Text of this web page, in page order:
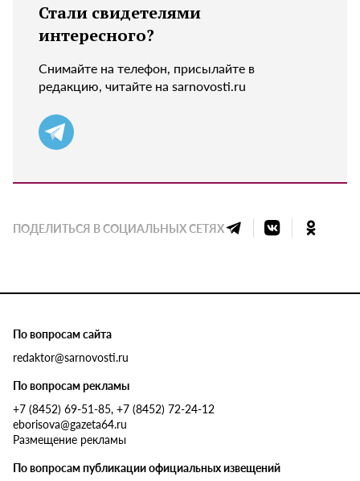
Стали свидетелями
интересного?
Снимайте на телефон, присылайте в
редакцию, читайте на sarnovosti.ru
ПОДЕЛИТЬСЯ В СОЦИАЛЬНЫХ СЕТЯХ
По вопросам сайта
redaktor@sarnovosti.ru
По вопросам рекламы
+7 (8452) 69-51-85, +7 (8452) 72-24-12
eborisova@gazeta64.ru
Размещение рекламы
По вопросам публикации официальных извещений